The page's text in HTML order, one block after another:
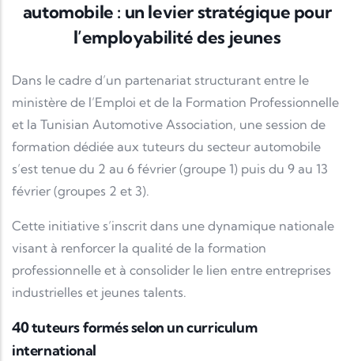
automobile : un levier stratégique pour
l’employabilité des jeunes
Dans le cadre d’un partenariat structurant entre le
ministère de l’Emploi et de la Formation Professionnelle
et la Tunisian Automotive Association, une session de
formation dédiée aux tuteurs du secteur automobile
s’est tenue du 2 au 6 février (groupe 1) puis du 9 au 13
février (groupes 2 et 3).
Cette initiative s’inscrit dans une dynamique nationale
visant à renforcer la qualité de la formation
professionnelle et à consolider le lien entre entreprises
industrielles et jeunes talents.
40 tuteurs formés selon un curriculum
international